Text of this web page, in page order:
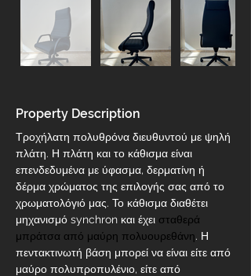
Property Description
Τροχήλατη πολυθρόνα διευθυντού με ψηλή
πλάτη. Η πλάτη και το κάθισμα είναι
επενδεδυμένα με ύφασμα, δερματίνη ή
δέρμα χρώματος της επιλογής σας από το
χρωματολόγιό μας. Το κάθισμα διαθέτει
μηχανισμό synchron και έχει σταθερά
μπράτσα από μαύρη πολυουρεθάνη. Η
πεντακτινωτή βάση μπορεί να είναι είτε από
μαύρο πολυπροπυλένιο, είτε από